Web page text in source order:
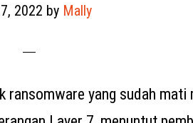
2022 by Mally
ransomware yang sudah mati